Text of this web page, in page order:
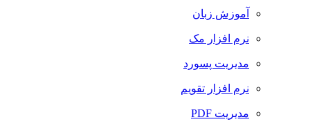
آموزش زبان
نرم افزار مک
مدیریت پسورد
نرم افزار تقویم
مدیریت PDF